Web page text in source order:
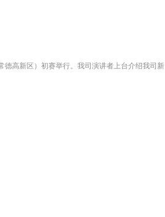
德高新区）初赛举行。我司演讲者上台介绍我司新